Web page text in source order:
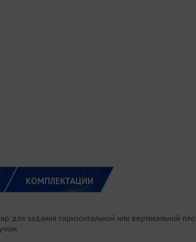
КОМПЛЕКТАЦИИ
задания горизонтальной или вертикальной